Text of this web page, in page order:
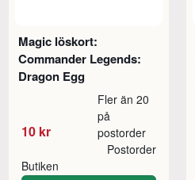
Magic löskort:
Commander Legends:
Dragon Egg
10 kr
Fler än 20
på
postorder
Butiken
Postorder